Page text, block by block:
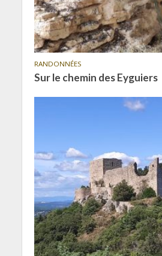
RANDONNÉES
Sur le chemin des Eyguiers